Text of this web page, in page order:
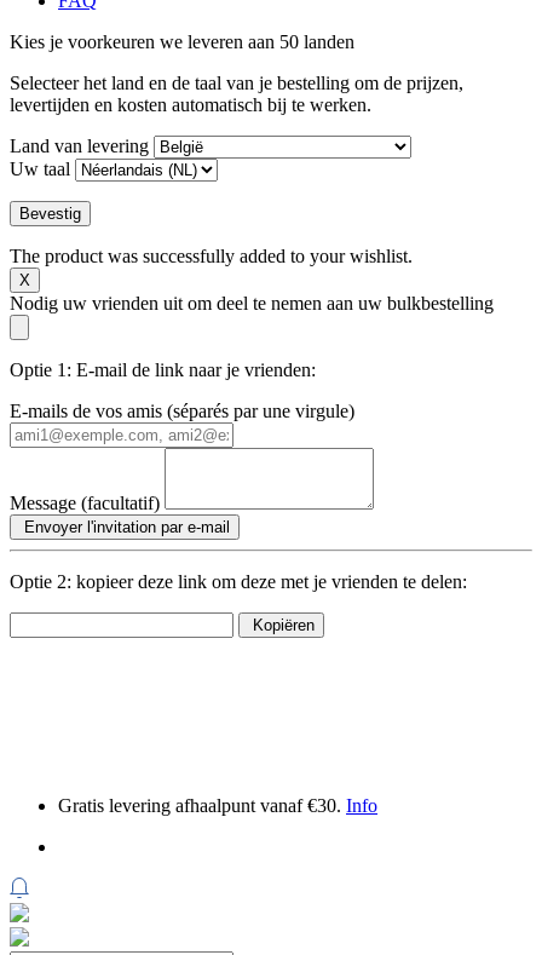
Kies je voorkeuren we leveren aan 50 landen
Selecteer het land en de taal van je bestelling om de prijzen,
levertijden en kosten automatisch bij te werken.
Land van levering
Uw taal
Bevestig
The product was successfully added to your wishlist.
X
Nodig uw vrienden uit om deel te nemen aan uw bulkbestelling
Optie 1: E-mail de link naar je vrienden:
E-mails de vos amis (séparés par une virgule)
Message (facultatif)
Envoyer l'invitation par e-mail
Optie 2: kopieer deze link om deze met je vrienden te delen:
Kopiëren
Gratis levering afhaalpunt vanaf €30. Info